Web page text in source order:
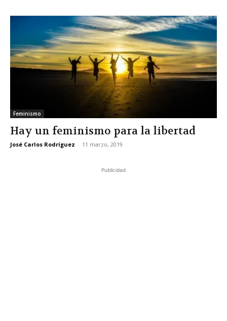
Feminismo
Hay un feminismo para la libertad
José Carlos Rodríguez - 11 marzo, 2019
Publicidad